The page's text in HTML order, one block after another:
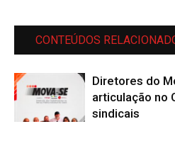
CONTEÚDOS
Diretores do
articulação no
sindicais